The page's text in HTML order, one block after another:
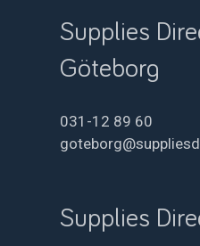
Supplies
Göteborg
031-12 89 60
Supplies